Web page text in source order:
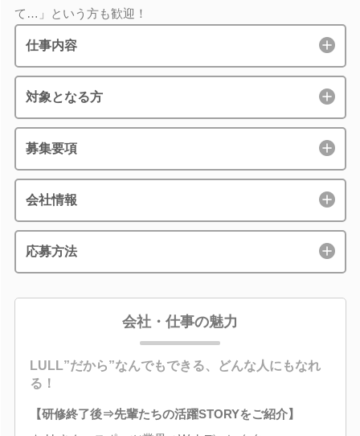
て…」という方も歓迎！
仕事内容
対象となる方
募集要項
会社情報
応募方法
会社・仕事の魅力
LULL”だから”なんでもできる、どんな人にもなれ
る！
【研修終了後⇒先輩たちの活躍STORYをご紹介】